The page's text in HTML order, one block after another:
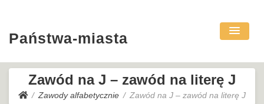
Państwa-miasta
Zawód na J – zawód na literę J
Zawody alfabetycznie Zawód na J – zawód na literę J